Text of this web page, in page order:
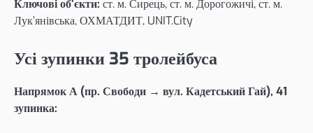
Ключові об’єкти: ст. м. Сирець, ст. м. Дорогожичі, ст. м.
Лук’янівська, ОХМАТДИТ, UNIT.City
Усі зупинки 35 тролейбуса
Напрямок А (пр. Свободи → вул. Кадетський Гай), 41
зупинка: